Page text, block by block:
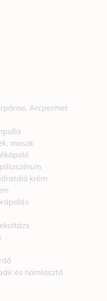
Arcpermet
maszk
krém
és hámlasztó